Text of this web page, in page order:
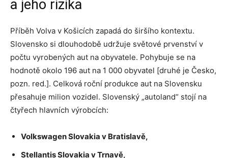
a jeho rizika
Příběh Volva v Košicích zapadá do širšího kontextu.
Slovensko si dlouhodobě udržuje světové prvenství v
počtu vyrobených aut na obyvatele. Pohybuje se na
hodnotě okolo 196 aut na 1 000 obyvatel [druhé je Česko,
pozn. red.]. Celková roční produkce aut na Slovensku
přesahuje milion vozidel. Slovenský „autoland“ stojí na
čtyřech hlavních výrobcích:
Volkswagen Slovakia v Bratislavě,
Stellantis Slovakia v Trnavě,